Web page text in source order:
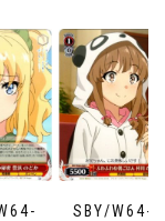
SBY/W64-